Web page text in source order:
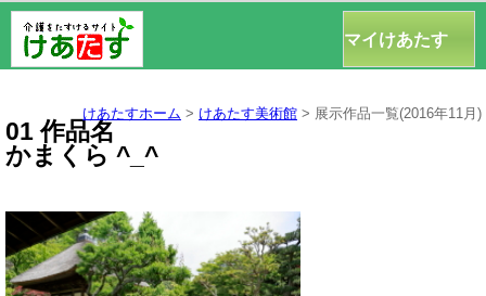
けあたす マイけあたす
けあたすホーム > けあたす美術館 > 展示作品一覧(2016年11月)
01 作品名
かまくら ^_^